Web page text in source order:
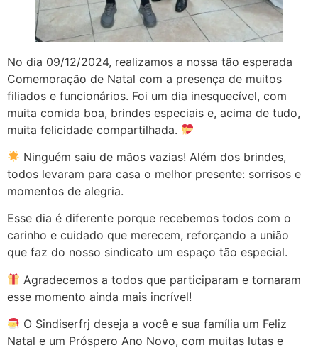
No dia 09/12/2024, realizamos a nossa tão esperada
Comemoração de Natal com a presença de muitos
filiados e funcionários. Foi um dia inesquecível, com
muita comida boa, brindes especiais e, acima de tudo,
muita felicidade compartilhada.
Ninguém saiu de mãos vazias! Além dos brindes,
todos levaram para casa o melhor presente: sorrisos e
momentos de alegria.
Esse dia é diferente porque recebemos todos com o
carinho e cuidado que merecem, reforçando a união
que faz do nosso sindicato um espaço tão especial.
Agradecemos a todos que participaram e tornaram
esse momento ainda mais incrível!
O Sindiserfrj deseja a você e sua família um Feliz
Natal e um Próspero Ano Novo, com muitas lutas e